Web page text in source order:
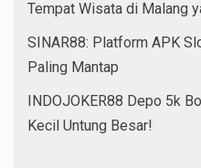
Tempat Wisata di Malang
SINAR88: Platform APK
Paling Mantap
INDOJOKER88 Depo 5k
Kecil Untung Besar!